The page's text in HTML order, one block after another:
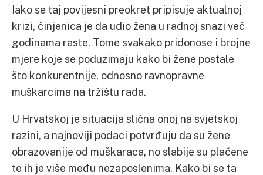
Iako se taj povijesni preokret pripisuje aktualnoj
krizi, činjenica je da udio žena u radnoj snazi već
godinama raste. Tome svakako pridonose i brojne
mjere koje se poduzimaju kako bi žene postale
što konkurentnije, odnosno ravnopravne
muškarcima na tržištu rada.
U Hrvatskoj je situacija slična onoj na svjetskoj
razini, a najnoviji podaci potvrđuju da su žene
obrazovanije od muškaraca, no slabije su plaćene
te ih je više među nezaposlenima. Kako bi se ta